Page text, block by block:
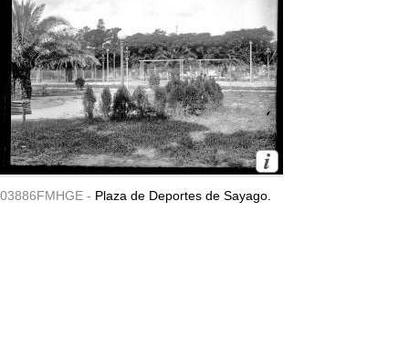
03886FMHGE - Plaza de Deportes de Sayago.